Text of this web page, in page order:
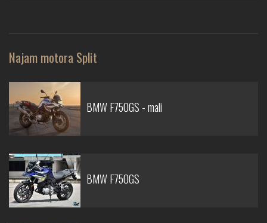
Najam motora Split
BMW F750GS - mali
BMW F750GS